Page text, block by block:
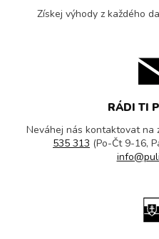
Získej výhody z každého
RÁDI TI
Neváhej nás kontaktovat na
535 313 (Po-Čt 9-16,